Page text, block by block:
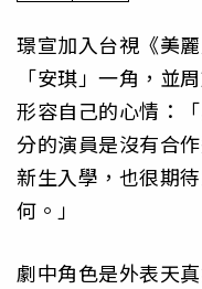
璟宣加入台視《美
「安琪」一角，並
形容自己的心情：
分的演員是沒有合
新生入學，也很期
何。」
劇中角色是外表天